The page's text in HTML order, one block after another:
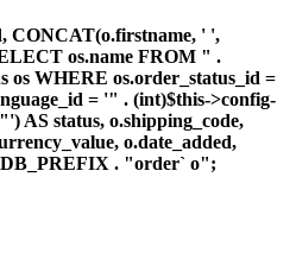
CONCAT(o.firstname, ' ',
os.name FROM " .
WHERE os.order_status_id =
= '" . (int)$this->config-
AS status, o.shipping_code,
o.date_added,
. "order` o";